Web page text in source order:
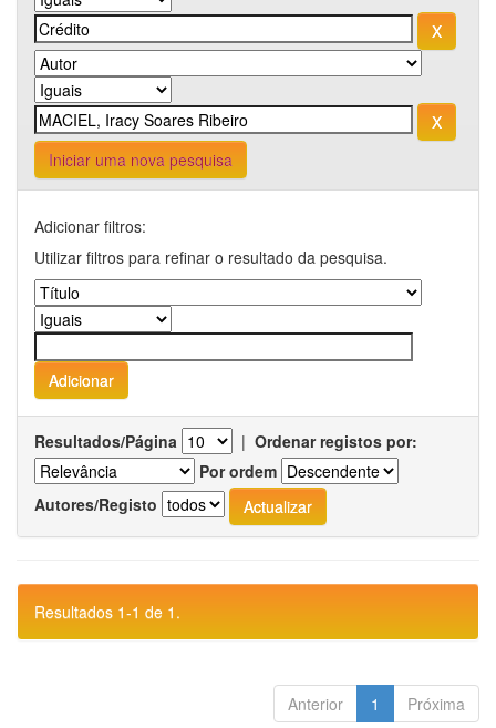
Iniciar uma nova pesquisa
Adicionar filtros:
Utilizar filtros para refinar o resultado da pesquisa.
Resultados/Página | Ordenar registos por:
Por ordem
Autores/Registo
Resultados 1-1 de 1.
Anterior 1 Próxima